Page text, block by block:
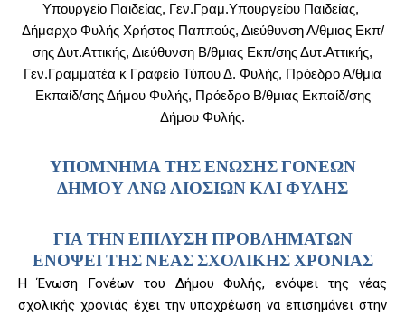
Υπουργείο Παιδείας, Γεν.Γραμ.Υπουργείου Παιδείας,
Δήμαρχο Φυλής Χρήστος Παππούς, Διεύθυνση Α/θμιας Εκπ/
σης Δυτ.Αττικής, Διεύθυνση Β/θμιας Εκπ/σης Δυτ.Αττικής,
Γεν.Γραμματέα κ Γραφείο Τύπου Δ. Φυλής, Πρόεδρο Α/θμια
Εκπαίδ/σης Δήμου Φυλής, Πρόεδρο Β/θμιας Εκπαίδ/σης
Δήμου Φυλής.
ΥΠΟΜΝΗΜΑ ΤΗΣ ΕΝΩΣΗΣ ΓΟΝΕΩΝ
ΔΗΜΟΥ ΑΝΩ ΛΙΟΣΙΩΝ ΚΑΙ ΦΥΛΗΣ
ΓΙΑ ΤΗΝ ΕΠΙΛΥΣΗ ΠΡΟΒΛΗΜΑΤΩΝ
ΕΝΟΨΕΙ ΤΗΣ ΝΕΑΣ ΣΧΟΛΙΚΗΣ ΧΡΟΝΙΑΣ
Η Ένωση Γονέων του Δήμου Φυλής, ενόψει της νέας
σχολικής χρονιάς έχει την υποχρέωση να επισημάνει στην